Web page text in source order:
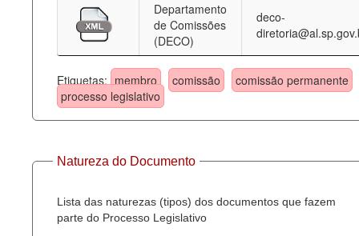
Departamento
de Comissões
(DECO)
deco-
Etiquetas: membro comissão
comissão permanente
processo legislativo
Natureza do Documento
Lista das naturezas (tipos) dos documentos que fazem
parte do Processo Legislativo